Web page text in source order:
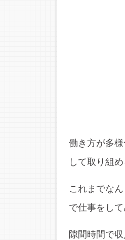
働き方が多
して取り組
これまでな
で仕事をし
隙間時間で